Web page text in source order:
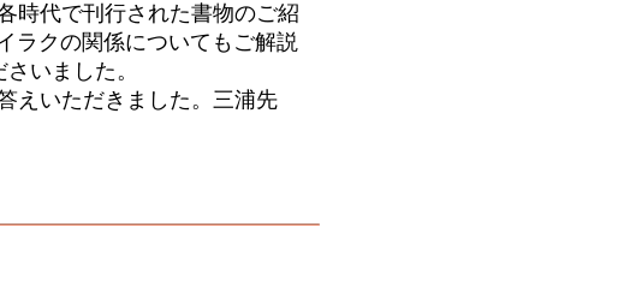
時代で刊行された書物のご紹
ラクの関係についてもご解説
いました。
えいただきました。三浦先